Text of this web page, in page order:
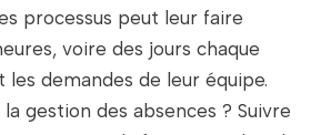
processus peut leur faire
voire des jours chaque
les demandes de leur équipe.
gestion des absences ? Suivre